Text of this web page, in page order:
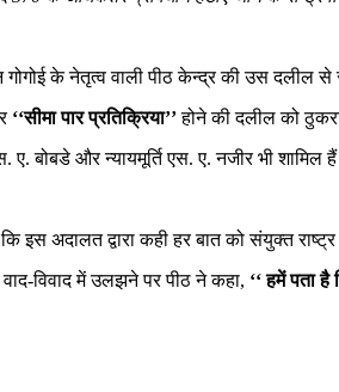
गोगोई के नेतृत्व वाली पीठ केन्द्र की उस दलील से
‘‘सीमा पार प्रतिक्रिया’’होने की दलील को
ए. बोबडे और न्यायमूर्ति एस. ए. नजीर भी शामिल
इस अदालत द्वारा कही हर बात को संयुक्त
विवाद में उलझने पर पीठ ने कहा, ‘‘ हमें पता